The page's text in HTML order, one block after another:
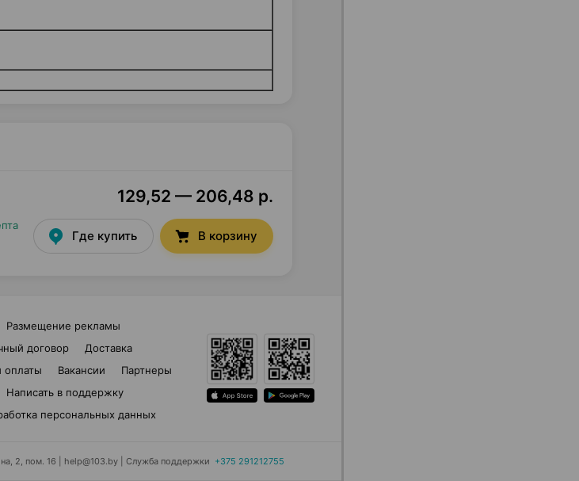
129,52 — 206,48 р.
Где купить В корзину
Размещение рекламы
договор
Доставка
оплаты Вакансии
Партнеры
Написать в поддержку
персональных данных
2, пом. 16 | help@103.by Служба поддержки +375 291212755